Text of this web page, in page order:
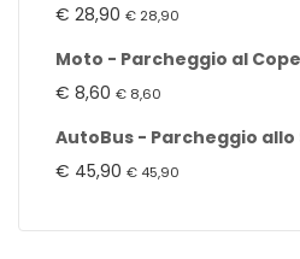
€ 28,90 € 28,90
Moto - Parcheggio al
€ 8,60 € 8,60
AutoBus - Parcheggio
€ 45,90 € 45,90